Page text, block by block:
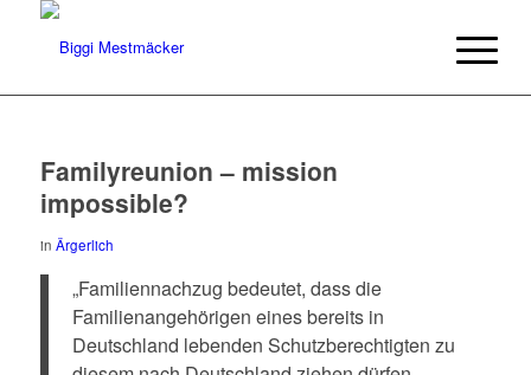
Familyreunion – mission
impossible?
in Ärgerlich
„Familiennachzug bedeutet, dass die
Familienangehörigen eines bereits in
Deutschland lebenden Schutzberechtigten zu